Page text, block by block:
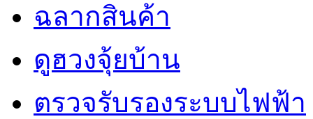
ฉลากสินค้า
ดูฮวงจุ้ยบ้าน
ตรวจรับรองระบบไฟฟ้า